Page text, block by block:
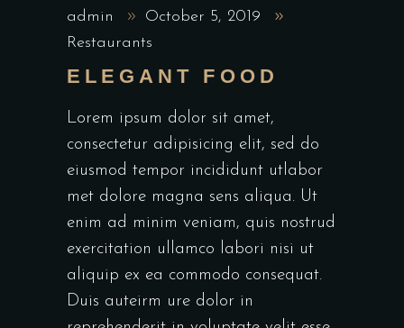
admin
October 5, 2019
Restaurants
ELEGANT FOOD
Lorem ipsum dolor sit amet,
consectetur adipisicing elit, sed do
eiusmod tempor incididunt utlabor
met dolore magna sens aliqua. Ut
enim ad minim veniam, quis nostrud
exercitation ullamco labori nisi ut
aliquip ex ea commodo consequat.
Duis auteirm ure dolor in